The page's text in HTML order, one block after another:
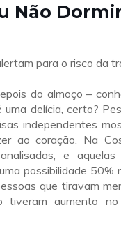
Não
para o risco da
do almoço –
delícia, certo?
independentes
ao coração. Na
e
possibilidade 50%
que tiravam
tiveram aumento